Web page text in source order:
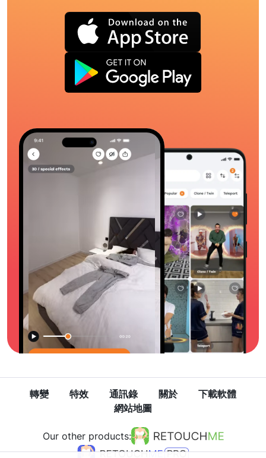
轉變 特效 通訊錄 關於
下載軟體
網站地圖
Our other products: